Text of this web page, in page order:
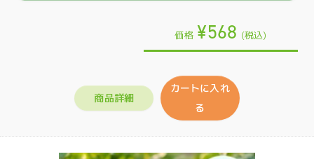
価格 ¥568 (税込)
商品詳細
カートに入れ
る